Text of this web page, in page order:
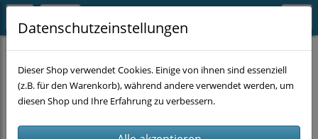
MASCHINEN-ZUBEHÖR Winkelschleifer-Zubehör
Datenschutzeinstellungen
Dieser Shop verwendet Cookies. Einige von ihnen sind essenziell
(z.B. für den Warenkorb), während andere verwendet werden, um
diesen Shop und Ihre Erfahrung zu verbessern.